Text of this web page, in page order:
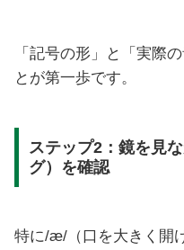
「記号の形」と「実際
とが第一歩です。
ステップ2：鏡を見
グ）を確認
特に/æ/（口を大きく開